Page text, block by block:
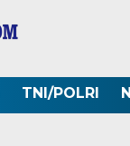
TNI/POLRI